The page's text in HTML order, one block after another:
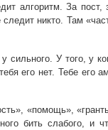
алгоритм. За пост,
никто. Там
сильного. У того, у
его нет. Тебе его
«помощь»,
бить слабого, и